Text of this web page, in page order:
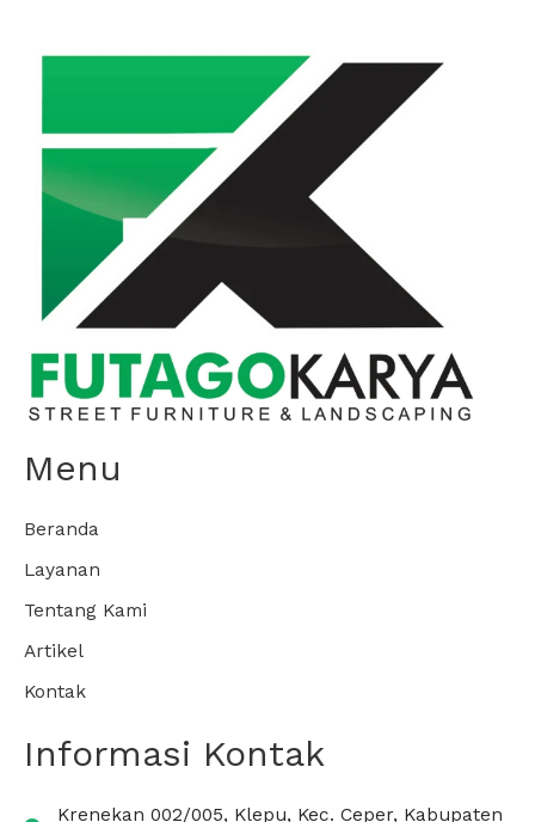
Menu
Beranda
Layanan
Tentang Kami
Artikel
Kontak
Informasi Kontak
Krenekan 002/005, Klepu, Kec. Ceper, Kabupaten